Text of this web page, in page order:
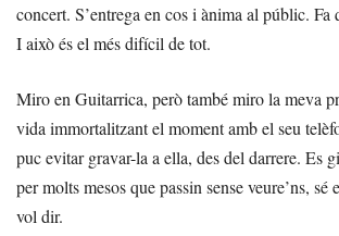
concert. S’entrega en cos i ànima al públic.
I això és el més difícil de tot.
Miro en Guitarrica, però també miro la meva
vida immortalitzant el moment amb el seu
puc evitar gravar-la a ella, des del darrere. Es
per molts mesos que passin sense veure’ns, sé
vol dir.